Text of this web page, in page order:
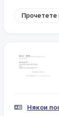
Прочетете
Някои